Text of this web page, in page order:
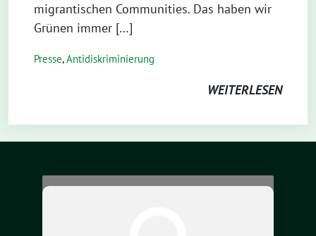
migrantischen Communities. Das haben wir
Grünen immer […]
Presse,Antidiskriminierung
WEITERLESEN